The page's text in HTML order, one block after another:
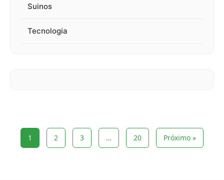
Suinos
Tecnologia
1 2 3 … 20 Próximo »